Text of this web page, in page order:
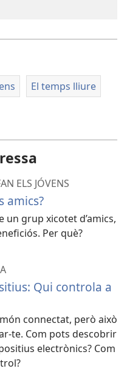
El temps lliure
ELS JÓVENS
amics?
grup xicotet d’amics,
Per què?
Qui controla a
connectat, però això
te. Com pots descobrir
electrònics? Com